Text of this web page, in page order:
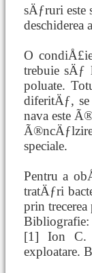
sÄƒruri
deschiderea
O
trebuie sÄƒ
poluate.
diferitÄƒ,
nava este
speciale.
Pentru a
tratÄƒri
prin
Bibliografie:
[1] Ion C.
exploatare.